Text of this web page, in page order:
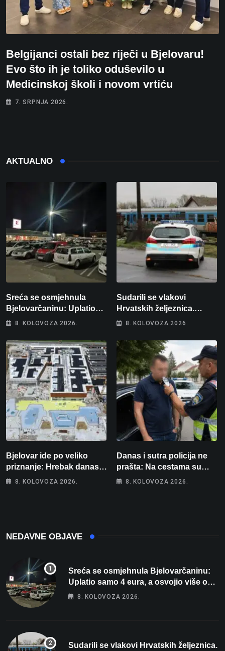
Belgijanci ostali bez riječi u Bjelovaru!
Evo što ih je toliko oduševilo u
Medicinskoj školi i novom vrtiću
7. SRPNJA 2026.
AKTUALNO
Sreća se osmjehnula
Bjelovarčaninu: Uplatio
samo 4 eura, a osvojio
8. KOLOVOZA 2026.
Sudarili se vlakovi
Hrvatskih željeznica.
Šestero osoba teško
intenzivnoj
8. KOLOVOZA 2026.
Bjelovar ide po veliko
priznanje: Hrebak danas u
Parizu predstavlja
8. KOLOVOZA 2026.
Danas i sutra policija ne
prašta: Na cestama su
posebno na meti ovi
8. KOLOVOZA 2026.
NEDAVNE OBJAVE
Sreća se osmjehnula Bjelovarčaninu:
Uplatio samo 4 eura, a osvojio više od
80 tisuća eura
8. KOLOVOZA 2026.
Sudarili se vlakovi Hrvatskih željeznica.